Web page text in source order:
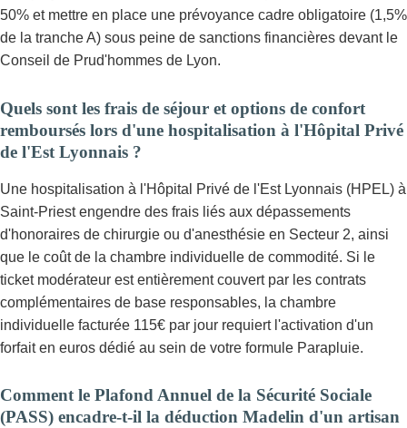
50% et mettre en place une prévoyance cadre obligatoire (1,5%
de la tranche A) sous peine de sanctions financières devant le
Conseil de Prud'hommes de Lyon.
Quels sont les frais de séjour et options de confort
remboursés lors d'une hospitalisation à l'Hôpital Privé
de l'Est Lyonnais ?
Une hospitalisation à l'Hôpital Privé de l'Est Lyonnais (HPEL) à
Saint-Priest engendre des frais liés aux dépassements
d'honoraires de chirurgie ou d'anesthésie en Secteur 2, ainsi
que le coût de la chambre individuelle de commodité. Si le
ticket modérateur est entièrement couvert par les contrats
complémentaires de base responsables, la chambre
individuelle facturée 115€ par jour requiert l'activation d'un
forfait en euros dédié au sein de votre formule Parapluie.
Comment le Plafond Annuel de la Sécurité Sociale
(PASS) encadre-t-il la déduction Madelin d'un artisan